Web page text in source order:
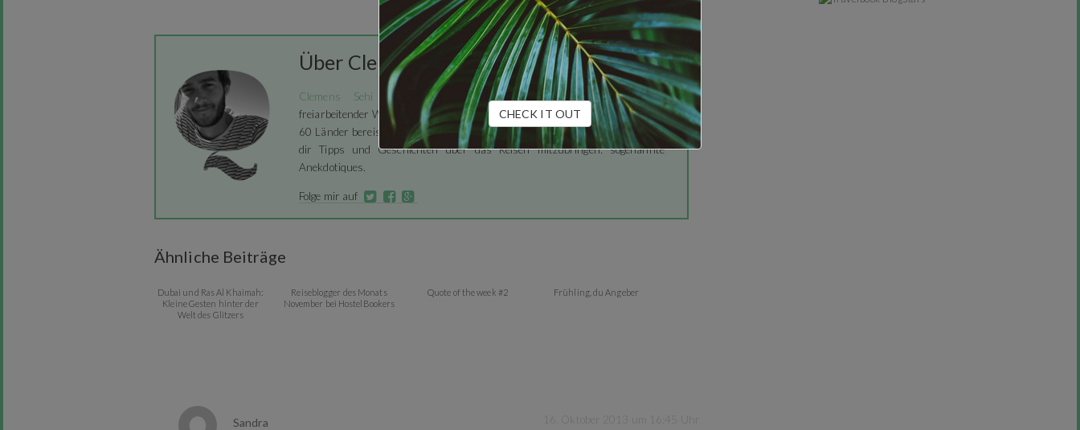
Über Clemens
Clemens Sehi ist Gründer des Reise-Blogzines Anekdotique.com,
freiarbeitender Werbetexter und absoluter Reisenarr. Bisher hat er mehr als
60 Länder bereist und kann einfach nicht aufhören, diese zu entdecken und
dir Tipps und Geschichten über das Reisen mitzubringen: sogenannte
Anekdotiques.
Folge mir auf
Ähnliche Beiträge
Dubai und Ras Al Khaimah:
Kleine Gesten hinter der
Welt des Glitzers
Reiseblogger des Monats
November bei HostelBookers
Quote of the week #2 Frühling, du Angeber
Sandra
CHECK IT OUT